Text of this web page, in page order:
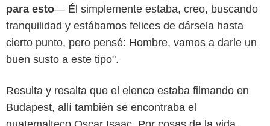
para esto— Él simplemente estaba, creo, buscando
tranquilidad y estábamos felices de dársela hasta
cierto punto, pero pensé: Hombre, vamos a darle un
buen susto a este tipo".
Resulta y resalta que el elenco estaba filmando en
Budapest, allí también se encontraba el